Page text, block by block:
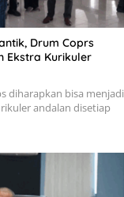
Drum Coprs
Ekstra Kurikuler
diharapkan bisa menjadi
andalan disetiap